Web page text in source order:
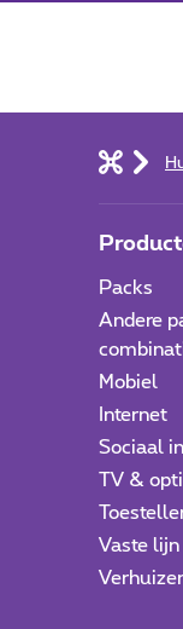
Packs
Andere
Mobiel
Internet
Sociaal
TV &
Vaste